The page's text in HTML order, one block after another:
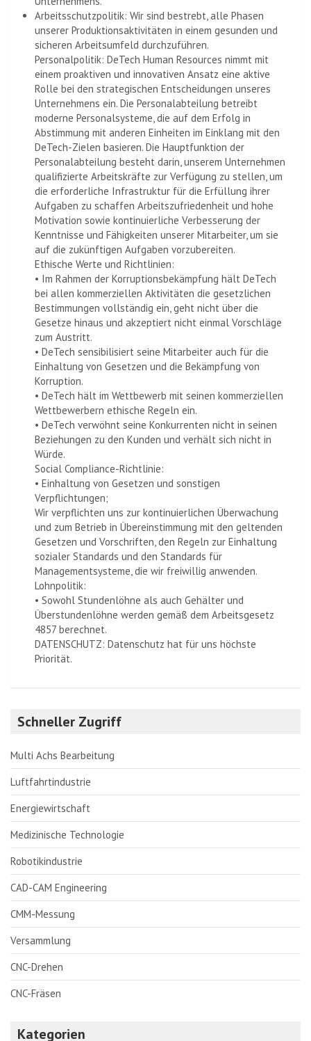
Arbeitsschutzpolitik: Wir sind bestrebt, alle Phasen
unserer Produktionsaktivitäten in einem gesunden und
sicheren Arbeitsumfeld durchzuführen.
Personalpolitik: DeTech Human Resources nimmt mit
einem proaktiven und innovativen Ansatz eine aktive
Rolle bei den strategischen Entscheidungen unseres
Unternehmens ein. Die Personalabteilung betreibt
moderne Personalsysteme, die auf dem Erfolg in
Abstimmung mit anderen Einheiten im Einklang mit den
DeTech-Zielen basieren. Die Hauptfunktion der
Personalabteilung besteht darin, unserem Unternehmen
qualifizierte Arbeitskräfte zur Verfügung zu stellen, um
die erforderliche Infrastruktur für die Erfüllung ihrer
Aufgaben zu schaffen Arbeitszufriedenheit und hohe
Motivation sowie kontinuierliche Verbesserung der
Kenntnisse und Fähigkeiten unserer Mitarbeiter, um sie
auf die zukünftigen Aufgaben vorzubereiten.
Ethische Werte und Richtlinien:
• Im Rahmen der Korruptionsbekämpfung hält DeTech
bei allen kommerziellen Aktivitäten die gesetzlichen
Bestimmungen vollständig ein, geht nicht über die
Gesetze hinaus und akzeptiert nicht einmal Vorschläge
zum Austritt.
• DeTech sensibilisiert seine Mitarbeiter auch für die
Einhaltung von Gesetzen und die Bekämpfung von
Korruption.
• DeTech hält im Wettbewerb mit seinen kommerziellen
Wettbewerbern ethische Regeln ein.
• DeTech verwöhnt seine Konkurrenten nicht in seinen
Beziehungen zu den Kunden und verhält sich nicht in
Würde.
Social Compliance-Richtlinie:
• Einhaltung von Gesetzen und sonstigen
Verpflichtungen;
Wir verpflichten uns zur kontinuierlichen Überwachung
und zum Betrieb in Übereinstimmung mit den geltenden
Gesetzen und Vorschriften, den Regeln zur Einhaltung
sozialer Standards und den Standards für
Managementsysteme, die wir freiwillig anwenden.
Lohnpolitik:
• Sowohl Stundenlöhne als auch Gehälter und
Überstundenlöhne werden gemäß dem Arbeitsgesetz
4857 berechnet.
DATENSCHUTZ: Datenschutz hat für uns höchste
Priorität.
Schneller Zugriff
Multi Achs Bearbeitung
Luftfahrtindustrie
Energiewirtschaft
Medizinische Technologie
Robotikindustrie
CAD-CAM Engineering
CMM-Messung
Versammlung
CNC-Drehen
CNC-Fräsen
Kategorien